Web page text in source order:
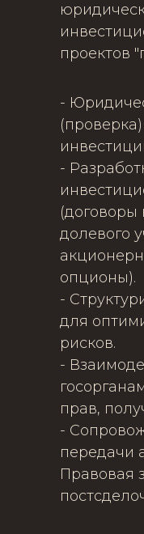
проектов
-
-
долевого
опционы).
-
для
рисков.
-
прав,
-
передачи
Правовая